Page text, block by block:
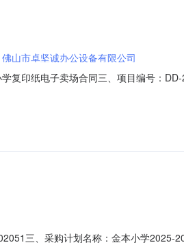
佛山市卓坚诚办公设备有限公司
复印纸电子卖场合同三、项目编号：
六、合同主要信息主要标的
三、采购计划名称：金本小学2025-